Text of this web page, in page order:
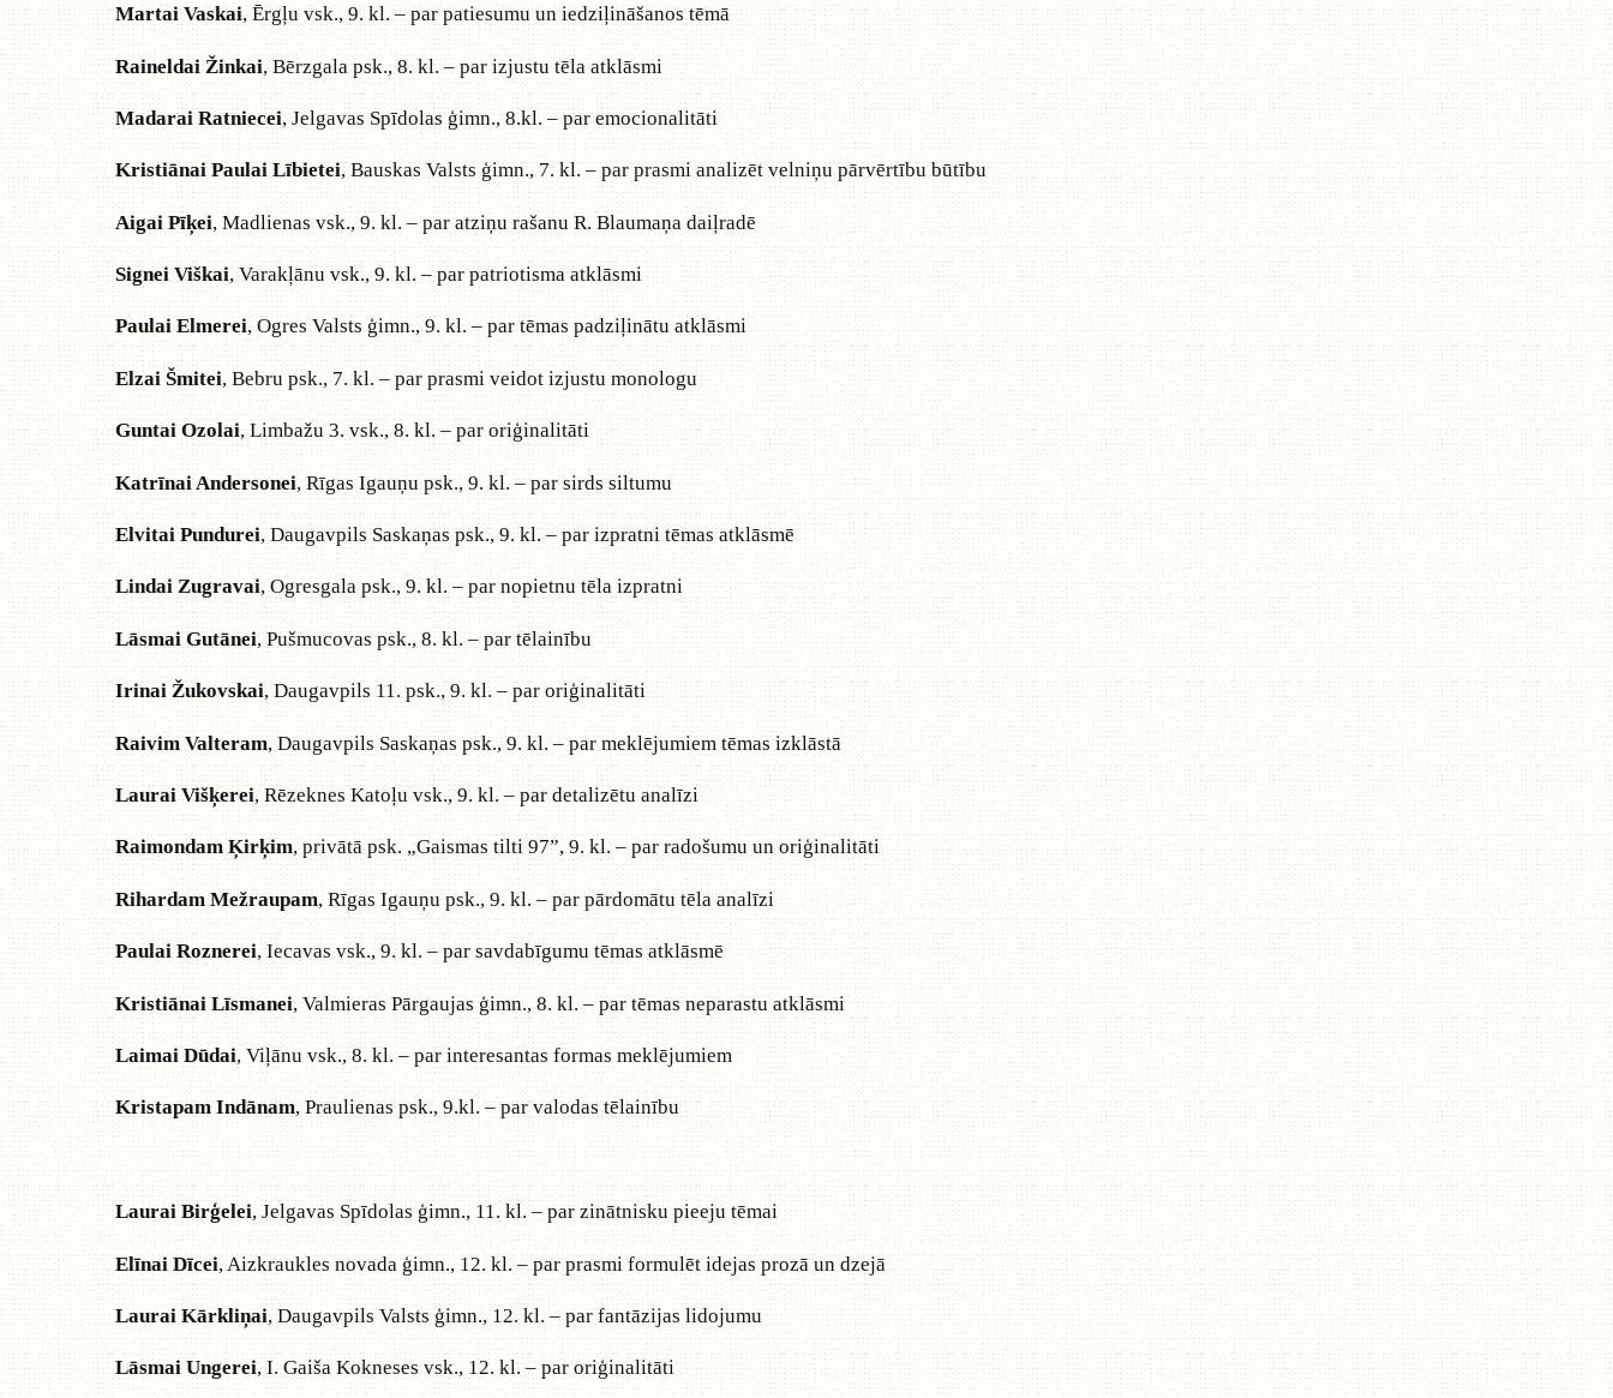
Martai Vaskai, Ērgļu vsk., 9. kl. – par patiesumu un iedziļināšanos tēmā
Raineldai Žinkai, Bērzgala psk., 8. kl. – par izjustu tēla atklāsmi
Madarai Ratniecei, Jelgavas Spīdolas ģimn., 8.kl. – par emocionalitāti
Kristiānai Paulai Lībietei, Bauskas Valsts ģimn., 7. kl. – par prasmi analizēt velniņu pārvērtību būtību
Aigai Pīķei, Madlienas vsk., 9. kl. – par atziņu rašanu R. Blaumaņa daiļradē
Signei Viškai, Varakļānu vsk., 9. kl. – par patriotisma atklāsmi
Paulai Elmerei, Ogres Valsts ģimn., 9. kl. – par tēmas padziļinātu atklāsmi
Elzai Šmitei, Bebru psk., 7. kl. – par prasmi veidot izjustu monologu
Guntai Ozolai, Limbažu 3. vsk., 8. kl. – par oriģinalitāti
Katrīnai Andersonei, Rīgas Igauņu psk., 9. kl. – par sirds siltumu
Elvitai Pundurei, Daugavpils Saskaņas psk., 9. kl. – par izpratni tēmas atklāsmē
Lindai Zugravai, Ogresgala psk., 9. kl. – par nopietnu tēla izpratni
Lāsmai Gutānei, Pušmucovas psk., 8. kl. – par tēlainību
Irinai Žukovskai, Daugavpils 11. psk., 9. kl. – par oriģinalitāti
Raivim Valteram, Daugavpils Saskaņas psk., 9. kl. – par meklējumiem tēmas izklāstā
Laurai Višķerei, Rēzeknes Katoļu vsk., 9. kl. – par detalizētu analīzi
Raimondam Ķirķim, privātā psk. „Gaismas tilti 97”, 9. kl. – par radošumu un oriģinalitāti
Rihardam Mežraupam, Rīgas Igauņu psk., 9. kl. – par pārdomātu tēla analīzi
Paulai Roznerei, Iecavas vsk., 9. kl. – par savdabīgumu tēmas atklāsmē
Kristiānai Līsmanei, Valmieras Pārgaujas ģimn., 8. kl. – par tēmas neparastu atklāsmi
Laimai Dūdai, Viļānu vsk., 8. kl. – par interesantas formas meklējumiem
Kristapam Indānam, Praulienas psk., 9.kl. – par valodas tēlainību
Laurai Birģelei, Jelgavas Spīdolas ģimn., 11. kl. – par zinātnisku pieeju tēmai
Elīnai Dīcei, Aizkraukles novada ģimn., 12. kl. – par prasmi formulēt idejas prozā un dzejā
Laurai Kārkliņai, Daugavpils Valsts ģimn., 12. kl. – par fantāzijas lidojumu
Lāsmai Ungerei, I. Gaiša Kokneses vsk., 12. kl. – par oriģinalitāti